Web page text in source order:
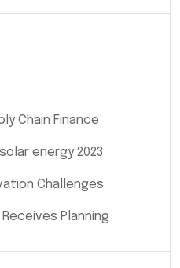
Chain Finance
energy 2023
Challenges
Planning